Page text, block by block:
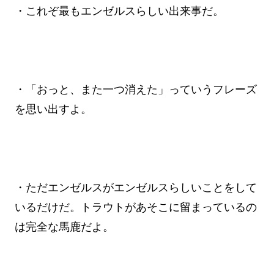
・これぞ最もエンゼルスらしい出来事だ。
・「おっと、また一つ消えた」っていうフレーズ
を思い出すよ。
・ただエンゼルスがエンゼルスらしいことをして
いるだけだ。トラウトがあそこに留まっているの
は完全な馬鹿だよ。